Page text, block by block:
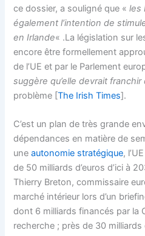
ce dossier, a souligné que «les
également l’intention de
en Irlande« .La législation sur
encore être formellement
de l’UE et par le Parlement
suggère qu’elle devrait
problème [The Irish Times].
C’est un plan de très grande
dépendances en matière de
uneautonomie stratégique,
de 50 milliards d’euros d’ici à
Thierry Breton, commissaire
marché intérieur lors d’un
dont 6 milliards financés par la
recherche ; près de 30 milliards